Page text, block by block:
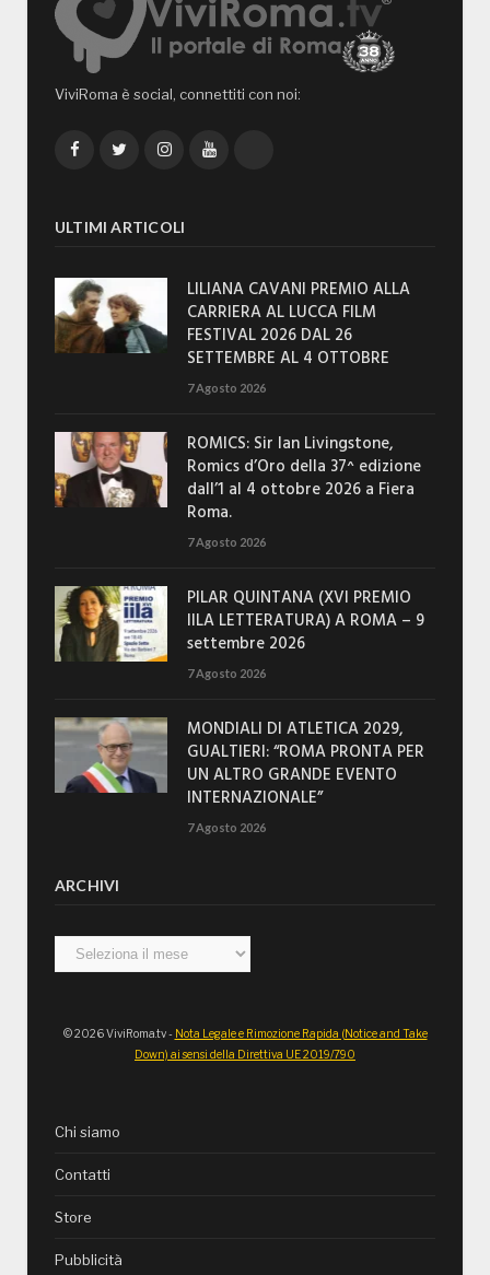
ViviRoma è social, connettiti con noi:
FacebookTwitterInstagramYouTube
ULTIMI ARTICOLI
LILIANA CAVANI PREMIO ALLA
CARRIERA AL LUCCA FILM
FESTIVAL 2026 DAL 26
SETTEMBRE AL 4 OTTOBRE
7 Agosto 2026
ROMICS: Sir Ian Livingstone,
Romics d’Oro della 37^ edizione
dall’1 al 4 ottobre 2026 a Fiera
Roma.
7 Agosto 2026
PILAR QUINTANA (XVI PREMIO
IILA LETTERATURA) A ROMA – 9
settembre 2026
7 Agosto 2026
MONDIALI DI ATLETICA 2029,
GUALTIERI: “ROMA PRONTA PER
UN ALTRO GRANDE EVENTO
INTERNAZIONALE”
7 Agosto 2026
ARCHIVI
Archivi
© 2026 ViviRoma.tv - Nota Legale e Rimozione Rapida (Notice and Take
Down) ai sensi della Direttiva UE 2019/790
Chi siamo
Contatti
Store
Pubblicità